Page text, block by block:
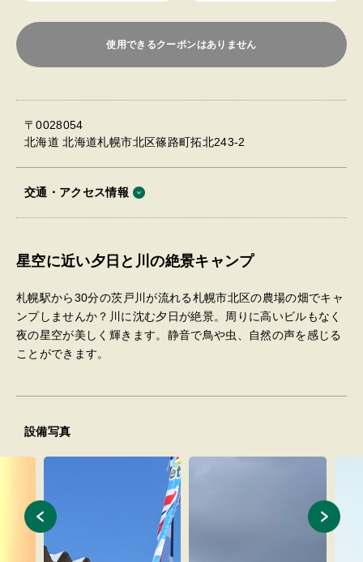
使用できるクーポンはありません
〒0028054
北海道 北海道札幌市北区篠路町拓北243-2
交通・アクセス情報
星空に近い夕日と川の絶景キャンプ
札幌駅から30分の茨戸川が流れる札幌市北区の農場の畑でキャ
ンプしませんか？川に沈む夕日が絶景。周りに高いビルもなく
夜の星空が美しく輝きます。静音で鳥や虫、自然の声を感じる
ことができます。
設備写真